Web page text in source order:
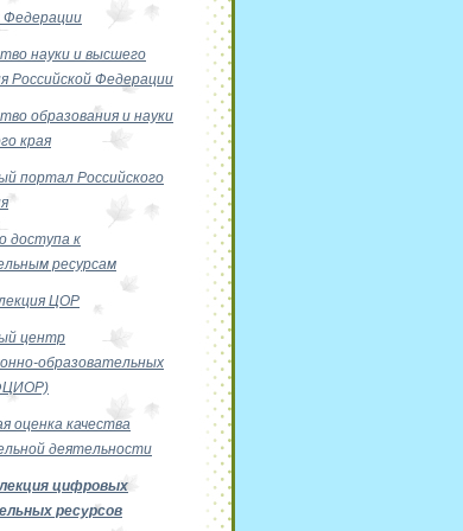
Федерации
науки и высшего
Российской Федерации
образования и науки
края
портал Российского
доступа к
ресурсам
ЦОР
центр
образовательных
оценка качества
деятельности
цифровых
ресурсов